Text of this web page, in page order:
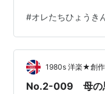
三番目の怪人、アミ
作詞・作曲（！！
がアレかって…… こ
この本気パワーの入
「聞かされ」ちゃう
#オレたちひょうき
1980s 洋楽★創
No.2-009 母の